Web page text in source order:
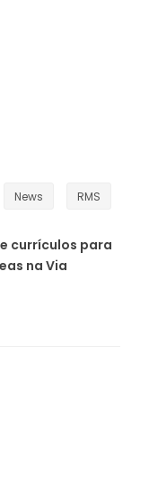
News RMS
currículos para
na Via